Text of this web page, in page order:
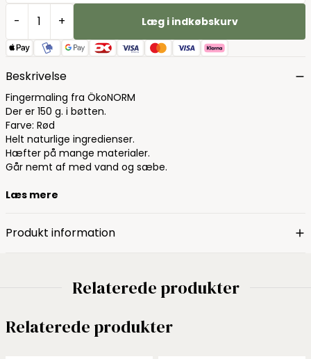
- + Læg i indkøbskurv
Beskrivelse
Fingermaling fra ÖkoNORM
Der er 150 g. i bøtten.
Farve: Rød
Helt naturlige ingredienser.
Hæfter på mange materialer.
Går nemt af med vand og sæbe.
Læs mere
Produkt information
Relaterede produkter
Relaterede produkter